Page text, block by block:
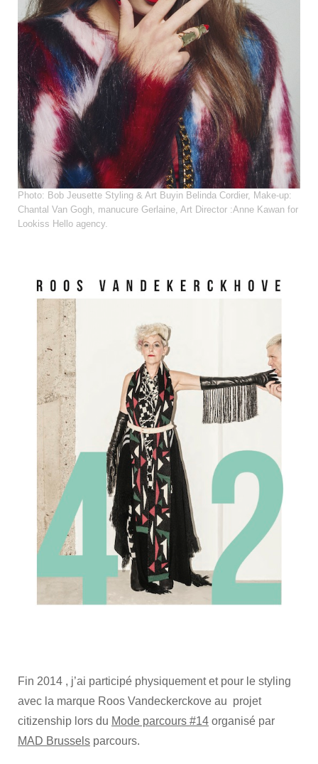
Photo: Bob Jeusette Styling & Art Buyin Belinda Cordier, Make-up:
Chantal Van Gogh, manucure Gerlaine, Art Director :Anne Kawan for
Lookiss Hello agency.
Fin 2014 , j’ai participé physiquement et pour le styling
avec la marque Roos Vandeckerckove au projet
citizenship lors du Mode parcours #14 organisé par
MAD Brussels parcours.